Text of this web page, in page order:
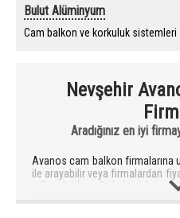
Bulut Alüminyum
Cam balkon ve korkuluk sistemleri
Nevşehir
Aradığınız en iyi
Avanos cam balkon firmalarına
ile arayabilir veya firmalardan
müşteri deneyimi